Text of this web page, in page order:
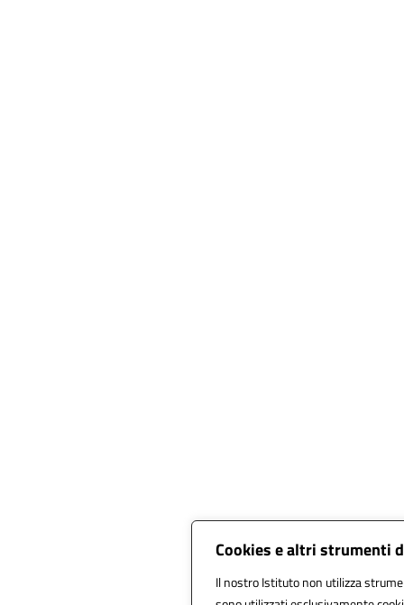
Cookies e altri strumenti
Il nostro Istituto non utilizza